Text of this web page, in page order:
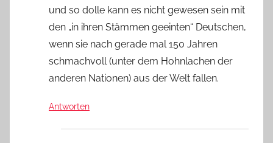
und so dolle kann es nicht gewesen sein mit
den „in ihren Stämmen geeinten“ Deutschen,
wenn sie nach gerade mal 150 Jahren
schmachvoll (unter dem Hohnlachen der
anderen Nationen) aus der Welt fallen.
Antworten